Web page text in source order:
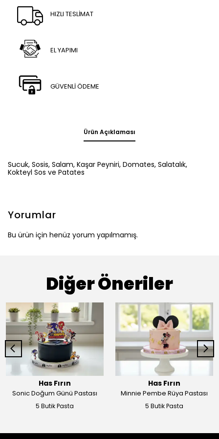
HIZLI TESLİMAT
EL YAPIMI
GÜVENLİ ÖDEME
Ürün Açıklaması
Sucuk, Sosis, Salam, Kaşar Peyniri, Domates, Salatalık,
Kokteyl Sos ve Patates
Yorumlar
Bu ürün için henüz yorum yapılmamış.
Diğer Öneriler
Has Fırın
Sonic Doğum Günü Pastası
5 Butik Pasta
Has Fırın
Minnie Pembe Rüya Pastası
5 Butik Pasta